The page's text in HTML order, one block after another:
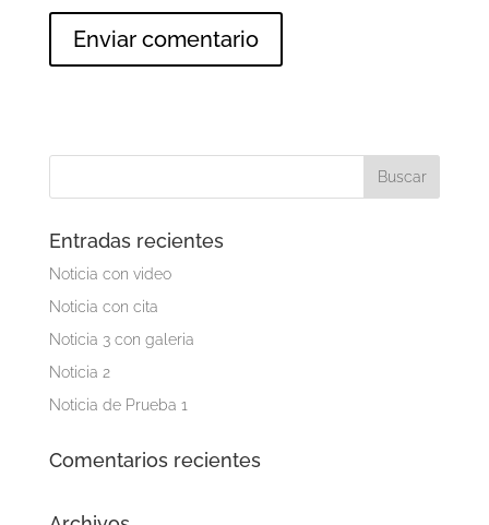
Entradas recientes
Noticia con video
Noticia con cita
Noticia 3 con galeria
Noticia 2
Noticia de Prueba 1
Comentarios recientes